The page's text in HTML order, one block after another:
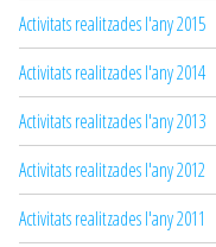
Activitats realitzades l'any 2015
Activitats realitzades l'any 2014
Activitats realitzades l'any 2013
Activitats realitzades l'any 2012
Activitats realitzades l'any 2011